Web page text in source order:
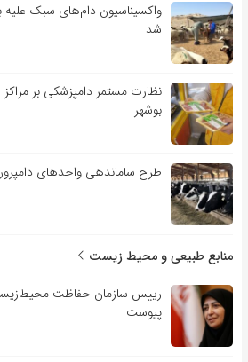
واکسیناسیون دام‌های سبک علیه
شد
نظارت مستمر دامپزشکی بر
بوشهر
طرح ساماندهی واحدهای
منابع طبیعی و محیط زیست
رییس سازمان حفاظت
پیوست